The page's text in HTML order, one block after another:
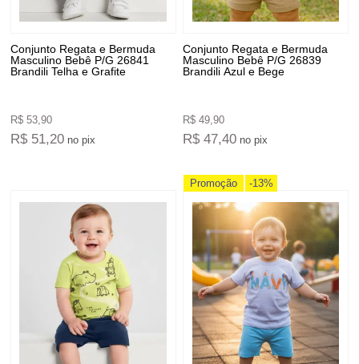
Conjunto Regata e Bermuda
Masculino Bebê P/G 26841
Brandili Telha e Grafite
R$ 53,90
R$ 51,20 no pix
Conjunto Regata e Bermuda
Masculino Bebê P/G 26839
Brandili Azul e Bege
R$ 49,90
R$ 47,40 no pix
Promoção -13%